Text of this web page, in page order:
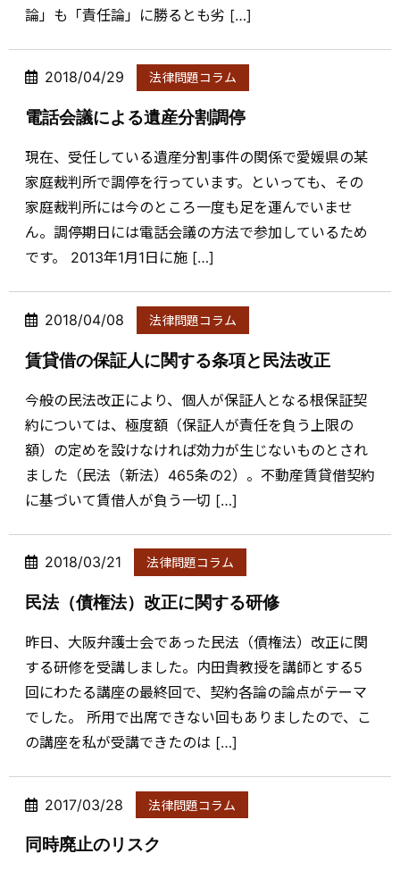
論」も「責任論」に勝るとも劣 […]
2018/04/29 法律問題コラム
電話会議による遺産分割調停
現在、受任している遺産分割事件の関係で愛媛県の某
家庭裁判所で調停を行っています。といっても、その
家庭裁判所には今のところ一度も足を運んでいませ
ん。調停期日には電話会議の方法で参加しているため
です。 2013年1月1日に施 […]
2018/04/08 法律問題コラム
賃貸借の保証人に関する条項と民法改正
今般の民法改正により、個人が保証人となる根保証契
約については、極度額（保証人が責任を負う上限の
額）の定めを設けなければ効力が生じないものとされ
ました（民法（新法）465条の2）。不動産賃貸借契約
に基づいて賃借人が負う一切 […]
2018/03/21 法律問題コラム
民法（債権法）改正に関する研修
昨日、大阪弁護士会であった民法（債権法）改正に関
する研修を受講しました。内田貴教授を講師とする5
回にわたる講座の最終回で、契約各論の論点がテーマ
でした。 所用で出席できない回もありましたので、こ
の講座を私が受講できたのは […]
2017/03/28 法律問題コラム
同時廃止のリスク